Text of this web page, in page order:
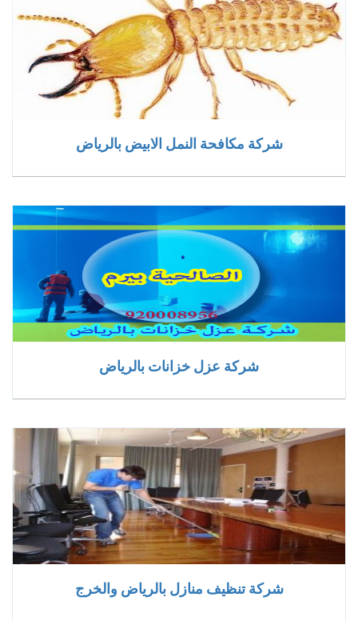
شركة مكافحة النمل الابيض بالرياض
شركة عزل خزانات بالرياض
شركة تنظيف منازل بالرياض والخرج